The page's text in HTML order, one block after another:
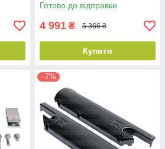
Готово до відправки
4 991 ₴ 5 366 ₴
Купити
–7%